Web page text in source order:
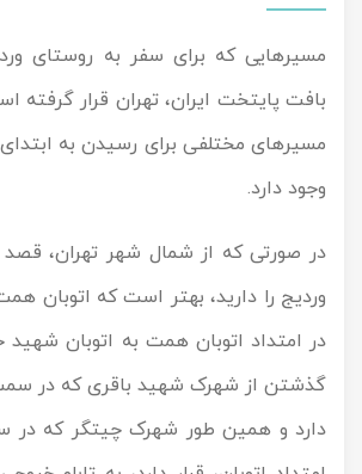
مسیرهایی که برای سفر به روستای
بافت پایتخت ایران، تهران قرار
مسیرهای مختلفی برای رسیدن به
وجود دارد.
در صورتی که از شمال شهر تهران،
وردیج را دارید، بهتر است که اتوبان
در امتداد اتوبان همت به اتوبان شهید
گذشتن از شهرک شهید باقری که در
دارد و همین طور شهرک چیتگر که